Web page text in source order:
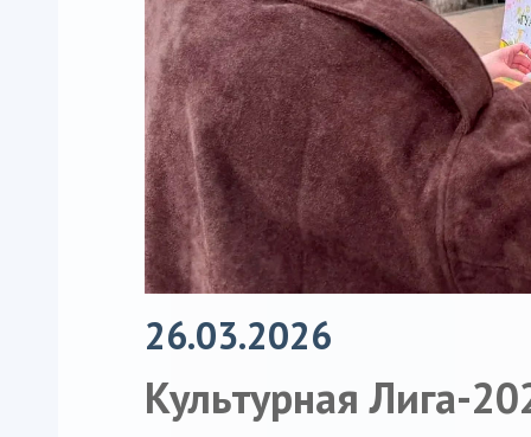
26.03.2026
Культурная Лига-